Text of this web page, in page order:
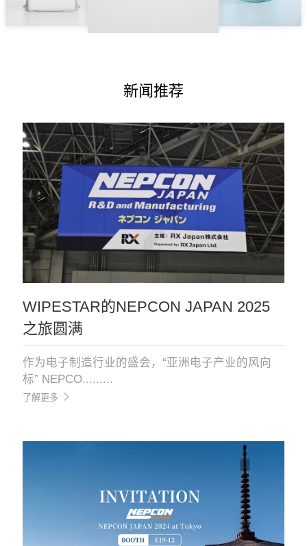
新闻推荐
WIPESTAR的NEPCON JAPAN 2025
之旅圆满
作为电子制造行业的盛会，“亚洲电子产业的风向
标” NEPCO.........
了解更多